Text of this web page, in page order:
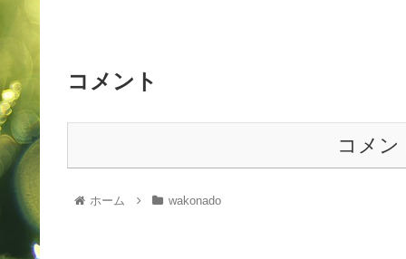
コメント
コメン
ホーム wakonado